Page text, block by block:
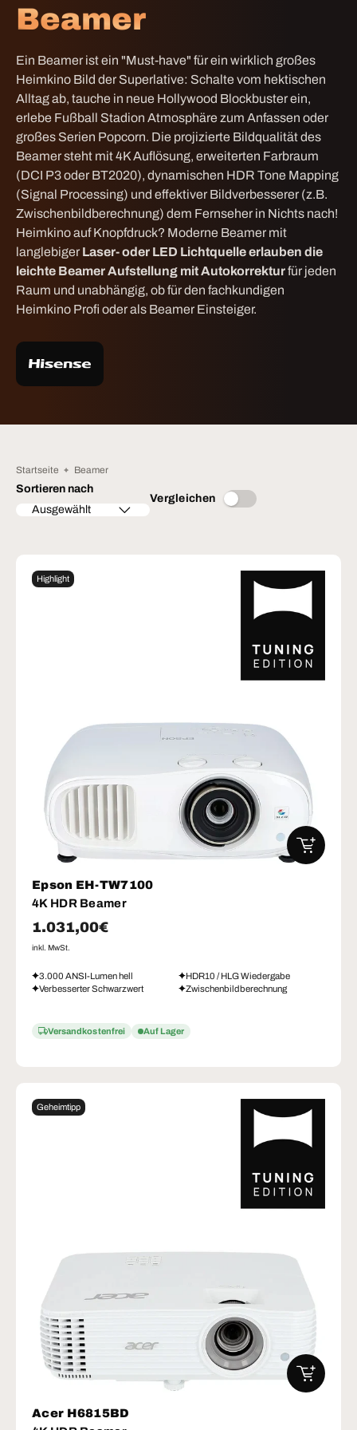
Beamer
Ein Beamer ist ein "Must-have" für ein wirklich großes
Heimkino Bild der Superlative: Schalte vom hektischen
Alltag ab, tauche in neue Hollywood Blockbuster ein,
erlebe Fußball Stadion Atmosphäre zum Anfassen oder
großes Serien Popcorn. Die projizierte Bildqualität des
Beamer steht mit 4K Auflösung, erweiterten Farbraum
(DCI P3 oder BT2020), dynamischen HDR Tone Mapping
(Signal Processing) und effektiver Bildverbesserer (z.B.
Zwischenbildberechnung) dem Fernseher in Nichts nach!
Heimkino auf Knopfdruck? Moderne Beamer mit
langlebiger Laser- oder LED Lichtquelle erlauben die
leichte Beamer Aufstellung mit Autokorrekturfür jeden
Raum und unabhängig, ob für den fachkundigen
Heimkino Profi oder als Beamer Einsteiger.
Startseite Beamer
Sortieren nach
Ausgewählt
Vergleichen
Highlight
Epson EH-TW7100
4K HDR Beamer
Normaler Preis
1.031,00€
inkl. MwSt.
3.000 ANSI-Lumen hell
HDR10 / HLG Wiedergabe
Verbesserter Schwarzwert
Zwischenbildberechnung
Versandkostenfrei Auf Lager
IN DEN
Geheimtipp
Acer H6815BD
IN DEN